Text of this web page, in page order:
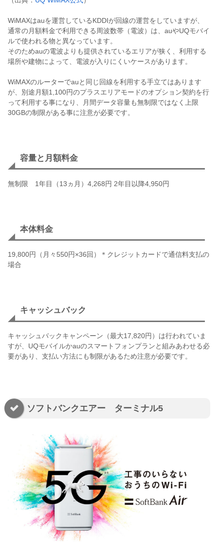
WiMAXはauを運営しているKDDIが回線の運営をしていますが、
通常の月額料金で利用できる周波数帯（電波）は、auやUQモバイ
ルで使われる物と異なっています。
そのためauの電波よりも提供されているエリアが狭く、利用する
場所や建物によって、電波が入りにくいケースがあります。
WiMAXのルーターでauと同じ回線を利用する手立てはあります
が、別途月額1,100円のプラスエリアモードのオプション契約を行
って利用する事になり、月間データ容量も無制限ではなく上限
30GBの制限がある事に注意が必要です。
容量と月額料金
無制限 1年目（13ヵ月）4,268円 2年目以降4,950円
本体料金
19,800円（月々550円×36回）＊クレジットカードで通信料支払の
場合
キャッシュバック
キャッシュバックキャンペーン（最大17,820円）は行われていま
すが、UQモバイルかauのスマートフォンプランと組みあわせる必
要があり、支払い方法にも制限があるため注意が必要です。
ソフトバンクエアー ターミナル5